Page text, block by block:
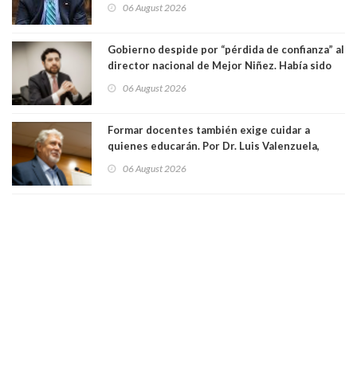
día que me muera”
06 August 2026
Gobierno despide por “pérdida de confianza” al
director nacional de Mejor Niñez. Había sido
06 August 2026
Formar docentes también exige cuidar a
quienes educarán. Por Dr. Luis Valenzuela,
Académicos U. Católica Silva Henríquez
06 August 2026